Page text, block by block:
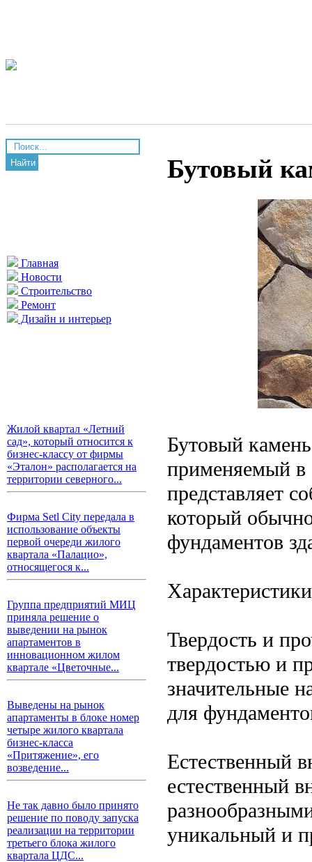
Найти
Главная
Новости
Строительство
Ремонт
Дизайн и интерьер
Жилой квартал «Летний
сад», который относится к
бизнес-классу от фирмы
«Эталон» располагается на
территории северного...
Фирма Setl City передала в
использование объекты
первой очереди жилого
квартала «Палацио»,
относящегося к...
Группа предприятий МИЦ
приняла решение о
выведении на рынок
апартаментов в
инновационном жилом
квартале «Цветочные...
Выведены на рынок
апартаменты в блоке номер
четыре жилого квартала
бизнес-класса
«Притяжение», его
возведение...
Не так давно было принято
решение по поводу запуска
реализации на территории
третьего блока жилого
квартала ЦДС...
Бутовый
Бутовый
применяемый в
представляет
который
фундаментов
Твердость и
твердостью и
значительные
для
Естественный
естественный
уникальный и